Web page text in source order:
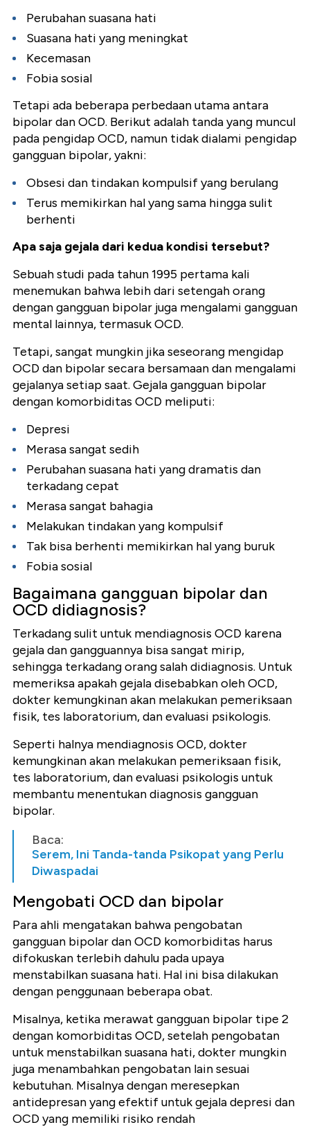
Perubahan suasana hati
Suasana hati yang meningkat
Kecemasan
Fobia sosial
Tetapi ada beberapa perbedaan utama antara
bipolar dan OCD. Berikut adalah tanda yang muncul
pada pengidap OCD, namun tidak dialami pengidap
gangguan bipolar, yakni:
Obsesi dan tindakan kompulsif yang berulang
Terus memikirkan hal yang sama hingga sulit
berhenti
Apa saja gejala dari kedua kondisi tersebut?
Sebuah studi pada tahun 1995 pertama kali
menemukan bahwa lebih dari setengah orang
dengan gangguan bipolar juga mengalami gangguan
mental lainnya, termasuk OCD.
Tetapi, sangat mungkin jika seseorang mengidap
OCD dan bipolar secara bersamaan dan mengalami
gejalanya setiap saat. Gejala gangguan bipolar
dengan komorbiditas OCD meliputi:
Depresi
Merasa sangat sedih
Perubahan suasana hati yang dramatis dan
terkadang cepat
Merasa sangat bahagia
Melakukan tindakan yang kompulsif
Tak bisa berhenti memikirkan hal yang buruk
Fobia sosial
Bagaimana gangguan bipolar dan
OCD didiagnosis?
Terkadang sulit untuk mendiagnosis OCD karena
gejala dan gangguannya bisa sangat mirip,
sehingga terkadang orang salah didiagnosis. Untuk
memeriksa apakah gejala disebabkan oleh OCD,
dokter kemungkinan akan melakukan pemeriksaan
fisik, tes laboratorium, dan evaluasi psikologis.
Seperti halnya mendiagnosis OCD, dokter
kemungkinan akan melakukan pemeriksaan fisik,
tes laboratorium, dan evaluasi psikologis untuk
membantu menentukan diagnosis gangguan
bipolar.
Baca:
Serem, Ini Tanda-tanda Psikopat yang Perlu
Diwaspadai
Mengobati OCD dan bipolar
Para ahli mengatakan bahwa pengobatan
gangguan bipolar dan OCD komorbiditas harus
difokuskan terlebih dahulu pada upaya
menstabilkan suasana hati. Hal ini bisa dilakukan
dengan penggunaan beberapa obat.
Misalnya, ketika merawat gangguan bipolar tipe 2
dengan komorbiditas OCD, setelah pengobatan
untuk menstabilkan suasana hati, dokter mungkin
juga menambahkan pengobatan lain sesuai
kebutuhan. Misalnya dengan meresepkan
antidepresan yang efektif untuk gejala depresi dan
OCD yang memiliki risiko rendah